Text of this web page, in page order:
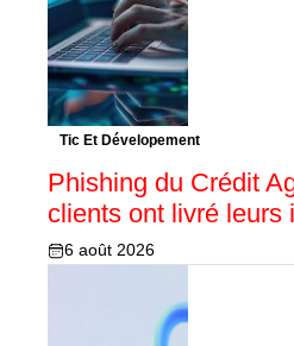
Tic Et Dévelopement
Phishing du Crédit
clients ont livré leurs
6 août 2026